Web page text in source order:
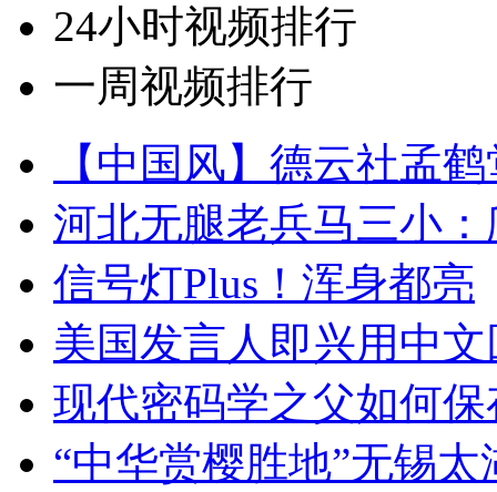
24小时视频排行
一周视频排行
【中国风】德云社孟
河北无腿老兵马三小
信号灯Plus！浑身都亮
美国发言人即兴用中
现代密码学之父如何
“中华赏樱胜地”无锡